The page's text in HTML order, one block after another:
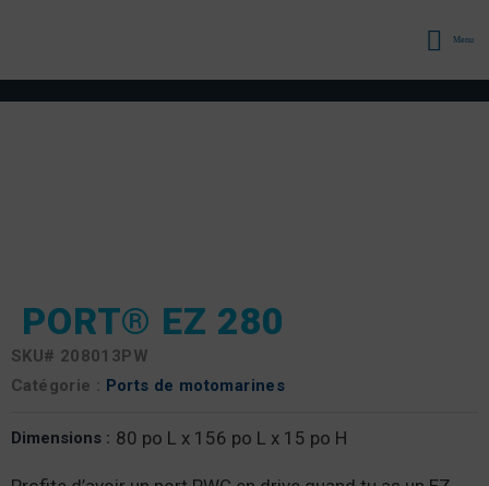
Menu
PORT® EZ 280
SKU# 208013PW
Catégorie : Ports de motomarines
Dimensions : 80 po L x 156 po L x 15 po H